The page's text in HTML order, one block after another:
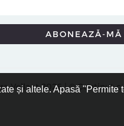
și altele. Apasă "Permite
Vellant 2026 | ® Conținut